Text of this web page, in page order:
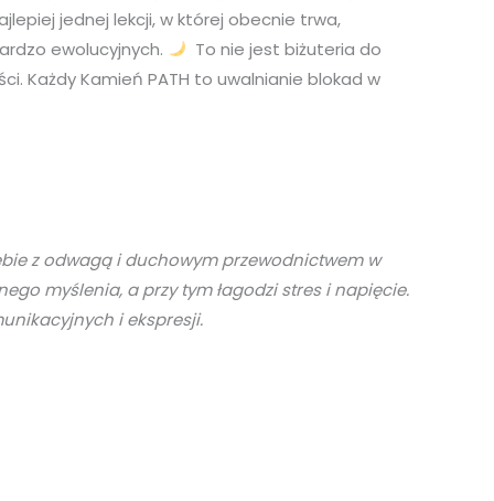
jednej lekcji, w której obecnie trwa,
ewolucyjnych.
To nie jest biżuteria do
Każdy Kamień PATH to uwalnianie blokad w
z odwagą i duchowym przewodnictwem w
myślenia, a przy tym łagodzi stres i napięcie.
i ekspresji.